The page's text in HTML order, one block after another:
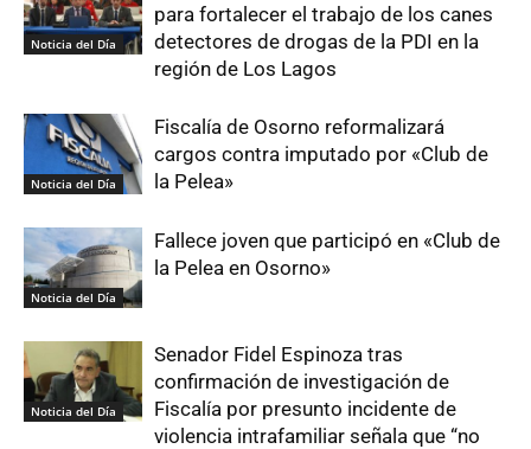
Noticia del Día
para fortalecer el trabajo de los canes
detectores de drogas de la PDI en la
región de Los Lagos
Noticia del Día
Fiscalía de Osorno reformalizará
cargos contra imputado por «Club de
la Pelea»
Noticia del Día
Fallece joven que participó en «Club de
la Pelea en Osorno»
Noticia del Día
Senador Fidel Espinoza tras
confirmación de investigación de
Fiscalía por presunto incidente de
violencia intrafamiliar señala que “no